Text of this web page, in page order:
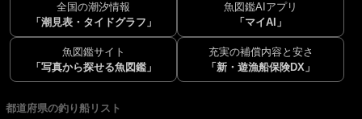
全国の潮汐情報
「潮見表・タイドグラフ」
魚図鑑AIアプリ
「マイAI」
魚図鑑サイト
「写真から探せる魚図鑑」
充実の補償内容と安さ
「新・遊漁船保険DX」
都道府県の釣り船リスト